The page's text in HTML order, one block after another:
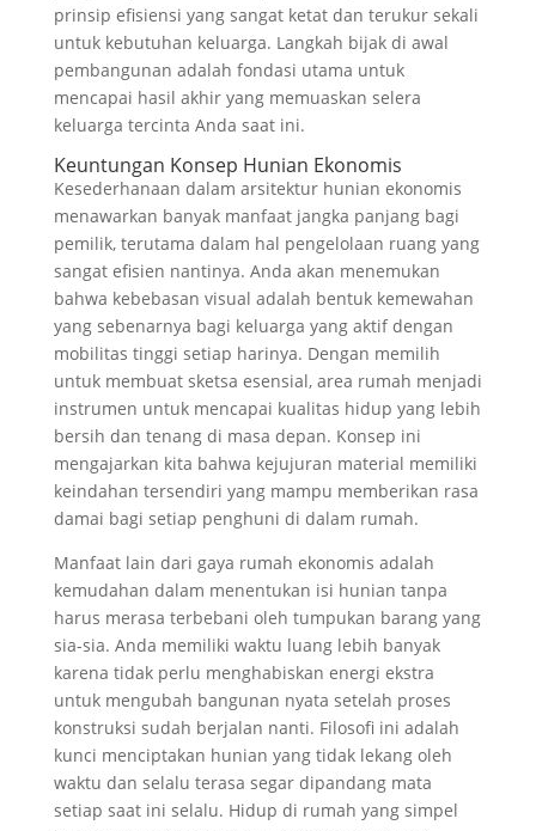
prinsip efisiensi yang sangat ketat dan terukur sekali
untuk kebutuhan keluarga. Langkah bijak di awal
pembangunan adalah fondasi utama untuk
mencapai hasil akhir yang memuaskan selera
keluarga tercinta Anda saat ini.
Keuntungan Konsep Hunian Ekonomis
Kesederhanaan dalam arsitektur hunian ekonomis
menawarkan banyak manfaat jangka panjang bagi
pemilik, terutama dalam hal pengelolaan ruang yang
sangat efisien nantinya. Anda akan menemukan
bahwa kebebasan visual adalah bentuk kemewahan
yang sebenarnya bagi keluarga yang aktif dengan
mobilitas tinggi setiap harinya. Dengan memilih
untuk membuat sketsa esensial, area rumah menjadi
instrumen untuk mencapai kualitas hidup yang lebih
bersih dan tenang di masa depan. Konsep ini
mengajarkan kita bahwa kejujuran material memiliki
keindahan tersendiri yang mampu memberikan rasa
damai bagi setiap penghuni di dalam rumah.
Manfaat lain dari gaya rumah ekonomis adalah
kemudahan dalam menentukan isi hunian tanpa
harus merasa terbebani oleh tumpukan barang yang
sia-sia. Anda memiliki waktu luang lebih banyak
karena tidak perlu menghabiskan energi ekstra
untuk mengubah bangunan nyata setelah proses
konstruksi sudah berjalan nanti. Filosofi ini adalah
kunci menciptakan hunian yang tidak lekang oleh
waktu dan selalu terasa segar dipandang mata
setiap saat ini selalu. Hidup di rumah yang simpel